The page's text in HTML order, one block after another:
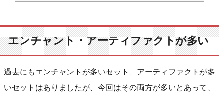
エンチャント・アーティファクトが多い
過去にもエンチャントが多いセット、アーティファクトが多
いセットはありましたが、今回はその両方が多いとあって、